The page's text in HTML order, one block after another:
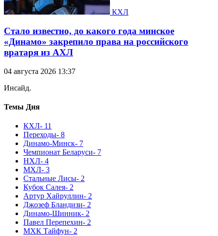
КХЛ
Стало известно, до какого года минское
«Динамо» закрепило права на российского
вратаря из АХЛ
04 августа 2026 13:37
Инсайд.
Темы Дня
КХЛ- 11
Переходы- 8
Динамо-Минск- 7
Чемпионат Беларуси- 7
НХЛ- 4
МХЛ- 3
Стальные Лисы- 2
Кубок Салея- 2
Артур Хайруллин- 2
Джозеф Бландизи- 2
Динамо-Шинник- 2
Павел Перепехин- 2
МХК Тайфун- 2